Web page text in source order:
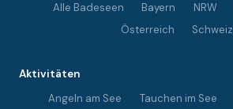
Alle Badeseen
Bayern NRW
Österreich
Schweiz
Aktivitäten
Angeln am See
Tauchen im See